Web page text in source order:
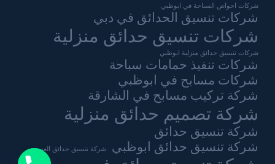
شركات احواض السباحة في ابوظبي
شركات تنسيق الحدائق في دبي
شركات تنسيق حدائق منزلية
شركات تنسيق حدائق منزلية ابوظبي
شركات تنفيذ حمامات سباحة
شركات مسابح في ابوظبي
شركة تركيب مسابح في الشارقة
شركة تصميم حدائق منزلية
شركة تنسيق حدائق
شركة تنسيق حدائق ابوظبي
شركة تنسيق حدائق العين